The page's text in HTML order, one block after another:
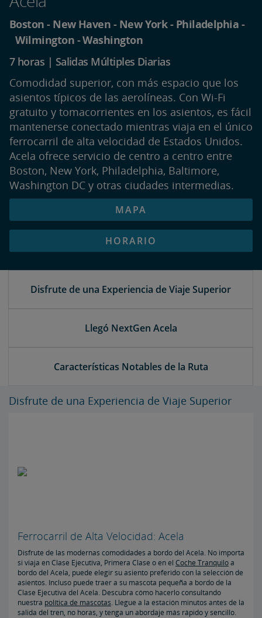
Boston - New Haven - New York - Philadelphia -
Wilmington - Washington
7 horas | Salidas Múltiples Diarias
Comodidad superior, con más espacio que los
asientos típicos de las aerolíneas. Con Wi-Fi
gratuito y tomacorrientes en los asientos, es fácil
mantenerse conectado mientras viaja en el único
ferrocarril de alta velocidad de Estados Unidos.
Acela ofrece servicio de centro a centro entre
Boston, New York, Philadelphia, Baltimore,
Washington DC y otras ciudades intermedias.
MAPA
HORARIO
Disfrute de una Experiencia de Viaje Superior
Llegó NextGen Acela
Características Notables de la Ruta
Disfrute de una Experiencia de Viaje Superior
Ferrocarril de Alta Velocidad: Acela
Disfrute de las modernas comodidades a bordo del Acela. No importa
si viaja en Clase Ejecutiva, Primera Clase o en el Coche Tranquiloa
bordo del Acela, puede elegir su asiento preferido con la selección de
asientos. Incluso puede traer a su mascota pequeña a bordo de la
Clase Ejecutiva del Acela. Descubra cómo hacerlo consultando
nuestra política de mascotas. Llegue a la estación minutos antes de la
salida del tren, no horas, y tenga un abordaje más rápido y sencillo.